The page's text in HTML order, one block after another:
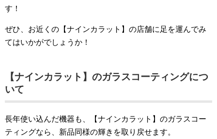
す！
ぜひ、お近くの【ナインカラット】の店舗に足を運んでみ
てはいかがでしょうか！
【ナインカラット】のガラスコーティングにつ
いて
長年使い込んだ機器も、【ナインカラット】のガラスコー
ティングなら、新品同様の輝きを取り戻せます。